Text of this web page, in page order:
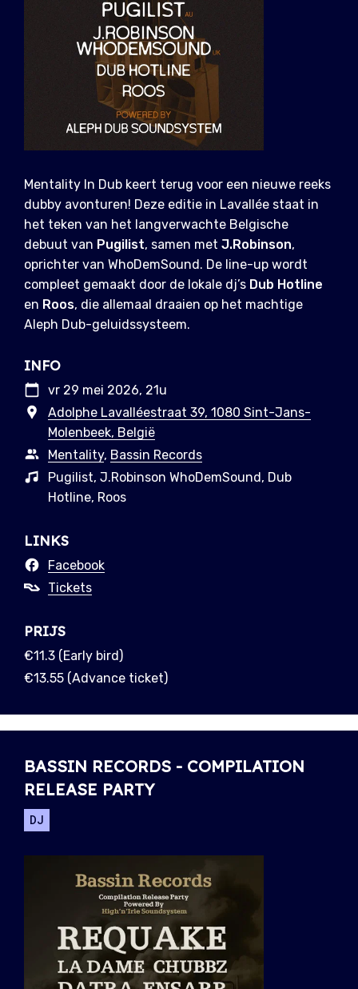
Mentality In Dub keert terug voor een nieuwe reeks
dubby avonturen! Deze editie in Lavallée staat in
het teken van het langverwachte Belgische
debuut van Pugilist, samen met J.Robinson,
oprichter van WhoDemSound. De line-up wordt
compleet gemaakt door de lokale dj’s Dub Hotline
en Roos, die allemaal draaien op het machtige
Aleph Dub-geluidssysteem.
INFO
vr 29 mei 2026, 21u
Adolphe Lavalléestraat 39, 1080 Sint-Jans-
Molenbeek, België
Mentality, Bassin Records
Pugilist, J.Robinson WhoDemSound, Dub
Hotline, Roos
LINKS
Facebook
Tickets
PRIJS
€11.3 (Early bird)
€13.55 (Advance ticket)
BASSIN RECORDS - COMPILATION
RELEASE PARTY
DJ